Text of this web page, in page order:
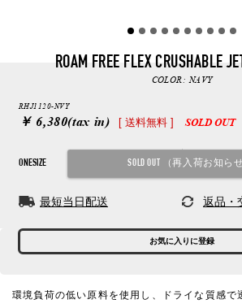
ROAM FREE FLEX CRUSHABLE
COLOR:NAVY
RHJ1120-NVY
￥ 6,380(tax in) [ 送料無料 ] SOLD OUT
ONESIZE
最短当日配送 返品・
お気に入りに登録
環境負荷の低い原料を使用し、ドライな質感で